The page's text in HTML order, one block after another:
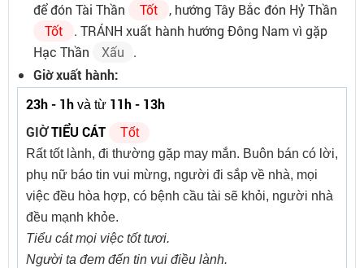
để đón Tài Thần
Tốt
, hướng Tây Bắc đón Hỷ Thần
Tốt
. TRÁNH xuất hành hướng Đông Nam vì gặp
Hạc Thần
Xấu
.
Giờ xuất hành:
23h - 1h và từ 11h - 13h
GIỜTIỂU CÁT
Tốt
Rất tốt lành, đi thường gặp may mắn. Buôn bán có lời,
phụ nữ báo tin vui mừng, người đi sắp về nhà, mọi
việc đều hòa hợp, có bệnh cầu tài sẽ khỏi, người nhà
đều mạnh khỏe.
Tiểu cát mọi việc tốt tươi.
Người ta đem đến tin vui điều lành.